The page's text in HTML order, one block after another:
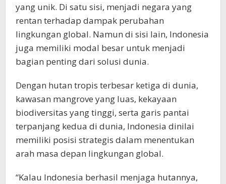
yang unik. Di satu sisi, menjadi negara yang
rentan terhadap dampak perubahan
lingkungan global. Namun di sisi lain, Indonesia
juga memiliki modal besar untuk menjadi
bagian penting dari solusi dunia.
Dengan hutan tropis terbesar ketiga di dunia,
kawasan mangrove yang luas, kekayaan
biodiversitas yang tinggi, serta garis pantai
terpanjang kedua di dunia, Indonesia dinilai
memiliki posisi strategis dalam menentukan
arah masa depan lingkungan global.
“Kalau Indonesia berhasil menjaga hutannya,